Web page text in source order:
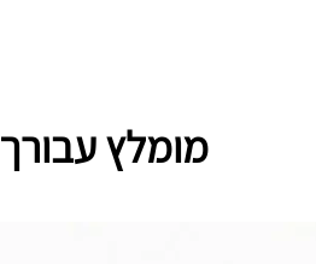
מומלץ עבורך